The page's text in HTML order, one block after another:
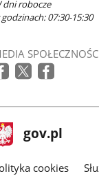
dni robocze
godzinach: 07:30-15:30
Strona
gov.pl
gov.pl
cookies